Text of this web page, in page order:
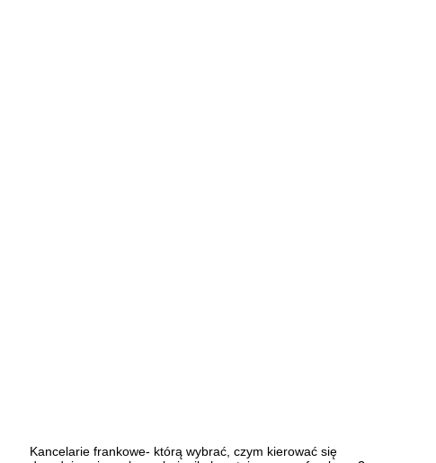
Kancelarie frankowe- którą wybrać, czym kierować się